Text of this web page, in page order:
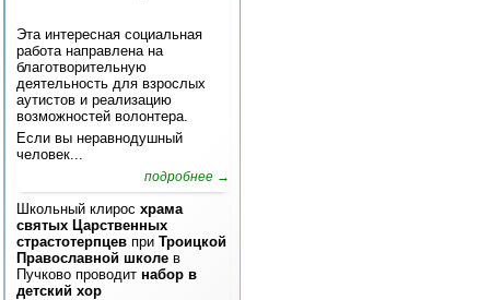
Эта интересная социальная
работа направлена на
благотворительную
деятельность для взрослых
аутистов и реализацию
возможностей волонтера.
Если вы неравнодушный
человек...
подробнее →
Школьный клирос храма
святых Царственных
страстотерпцев при Троицкой
Православной школе в
Пучково проводит набор в
детский хор